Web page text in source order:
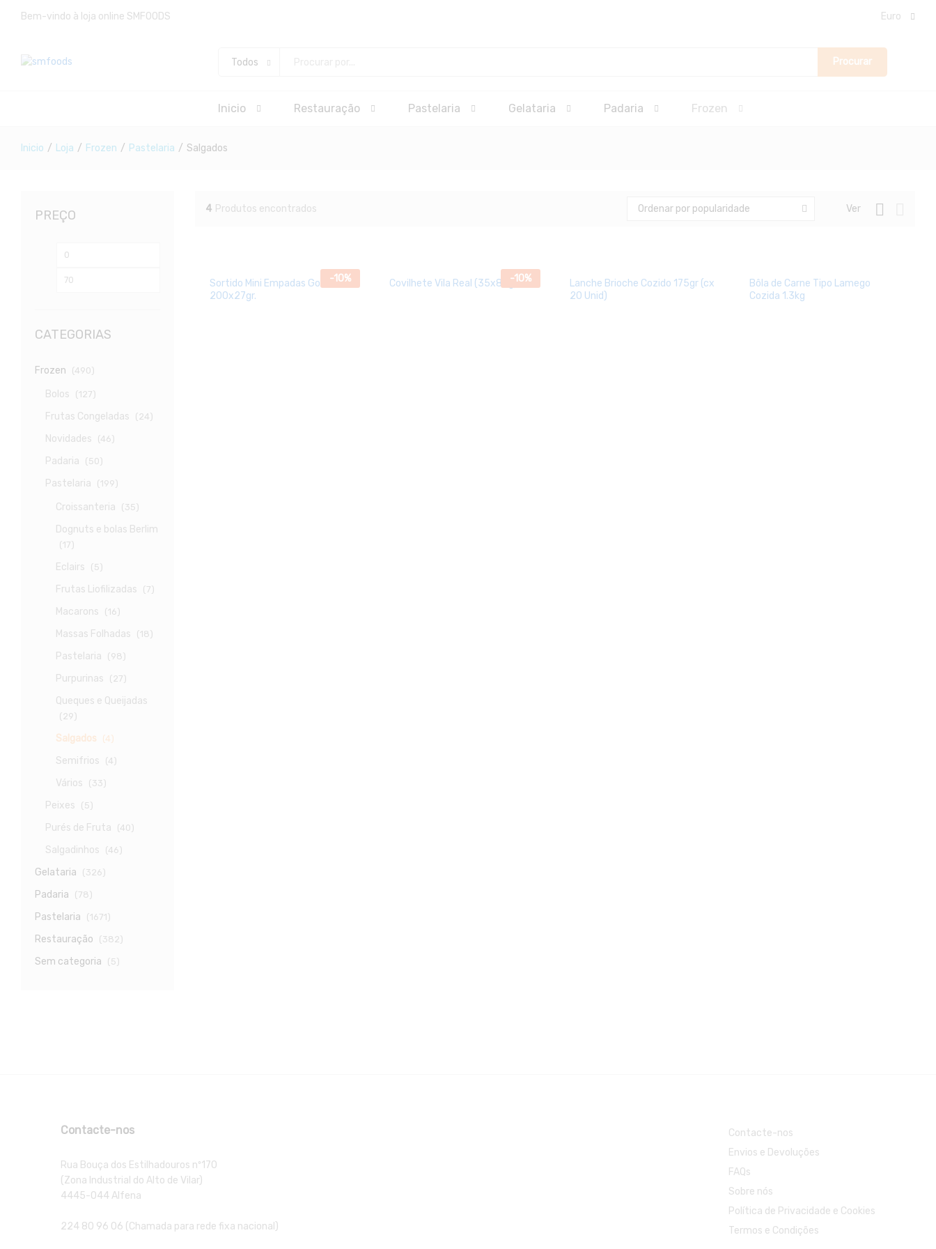
Bem-vindo à loja online SMFOODS Euro
Todos Procurar
Inicio Restauração Pastelaria Gelataria Padaria Frozen
Inicio / Loja / Frozen / Pastelaria / Salgados
4 Produtos encontrados Ver
Ordenar por popularidade
-10%
Sortido Mini Empadas Gourmet
200x27gr.
-10%
Covilhete Vila Real (35x80g)
Lanche Brioche Cozido 175gr (cx
20 Unid)
Bôla de Carne Tipo Lamego
Cozida 1.3kg
PREÇO
Preço
CATEGORIAS
Frozen (490)
Bolos (127)
Frutas Congeladas (24)
Novidades (46)
Padaria (50)
Pastelaria (199)
Croissanteria (35)
Dognuts e bolas Berlim
(17)
Eclairs (5)
Frutas Liofilizadas (7)
Macarons (16)
Massas Folhadas (18)
Pastelaria (98)
Purpurinas (27)
Queques e Queijadas
(29)
Salgados (4)
Semifrios (4)
Vários (33)
Peixes (5)
Purés de Fruta (40)
Salgadinhos (46)
Gelataria (326)
Padaria (78)
Pastelaria (1671)
Restauração (382)
Sem categoria (5)
Contacte-nos
Rua Bouça dos Estilhadouros nº170
(Zona Industrial do Alto de Vilar)
4445-044 Alfena
224 80 96 06 (Chamada para rede fixa nacional)
Contacte-nos
Envios e Devoluções
FAQs
Sobre nós
Política de Privacidade e Cookies
Termos e Condições